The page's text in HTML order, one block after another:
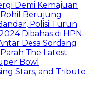
Demi Kemajuan
Berujung
Polisi Turun
Dibahas di HPN
Desa Sordang
The Latest
Bowl
Stars, and Tribute